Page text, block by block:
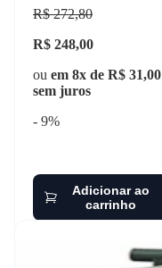
R$ 272,80
R$ 248,00
ou em 8x de R$ 31,00
sem juros
- 9%
Adicionar ao
carrinho